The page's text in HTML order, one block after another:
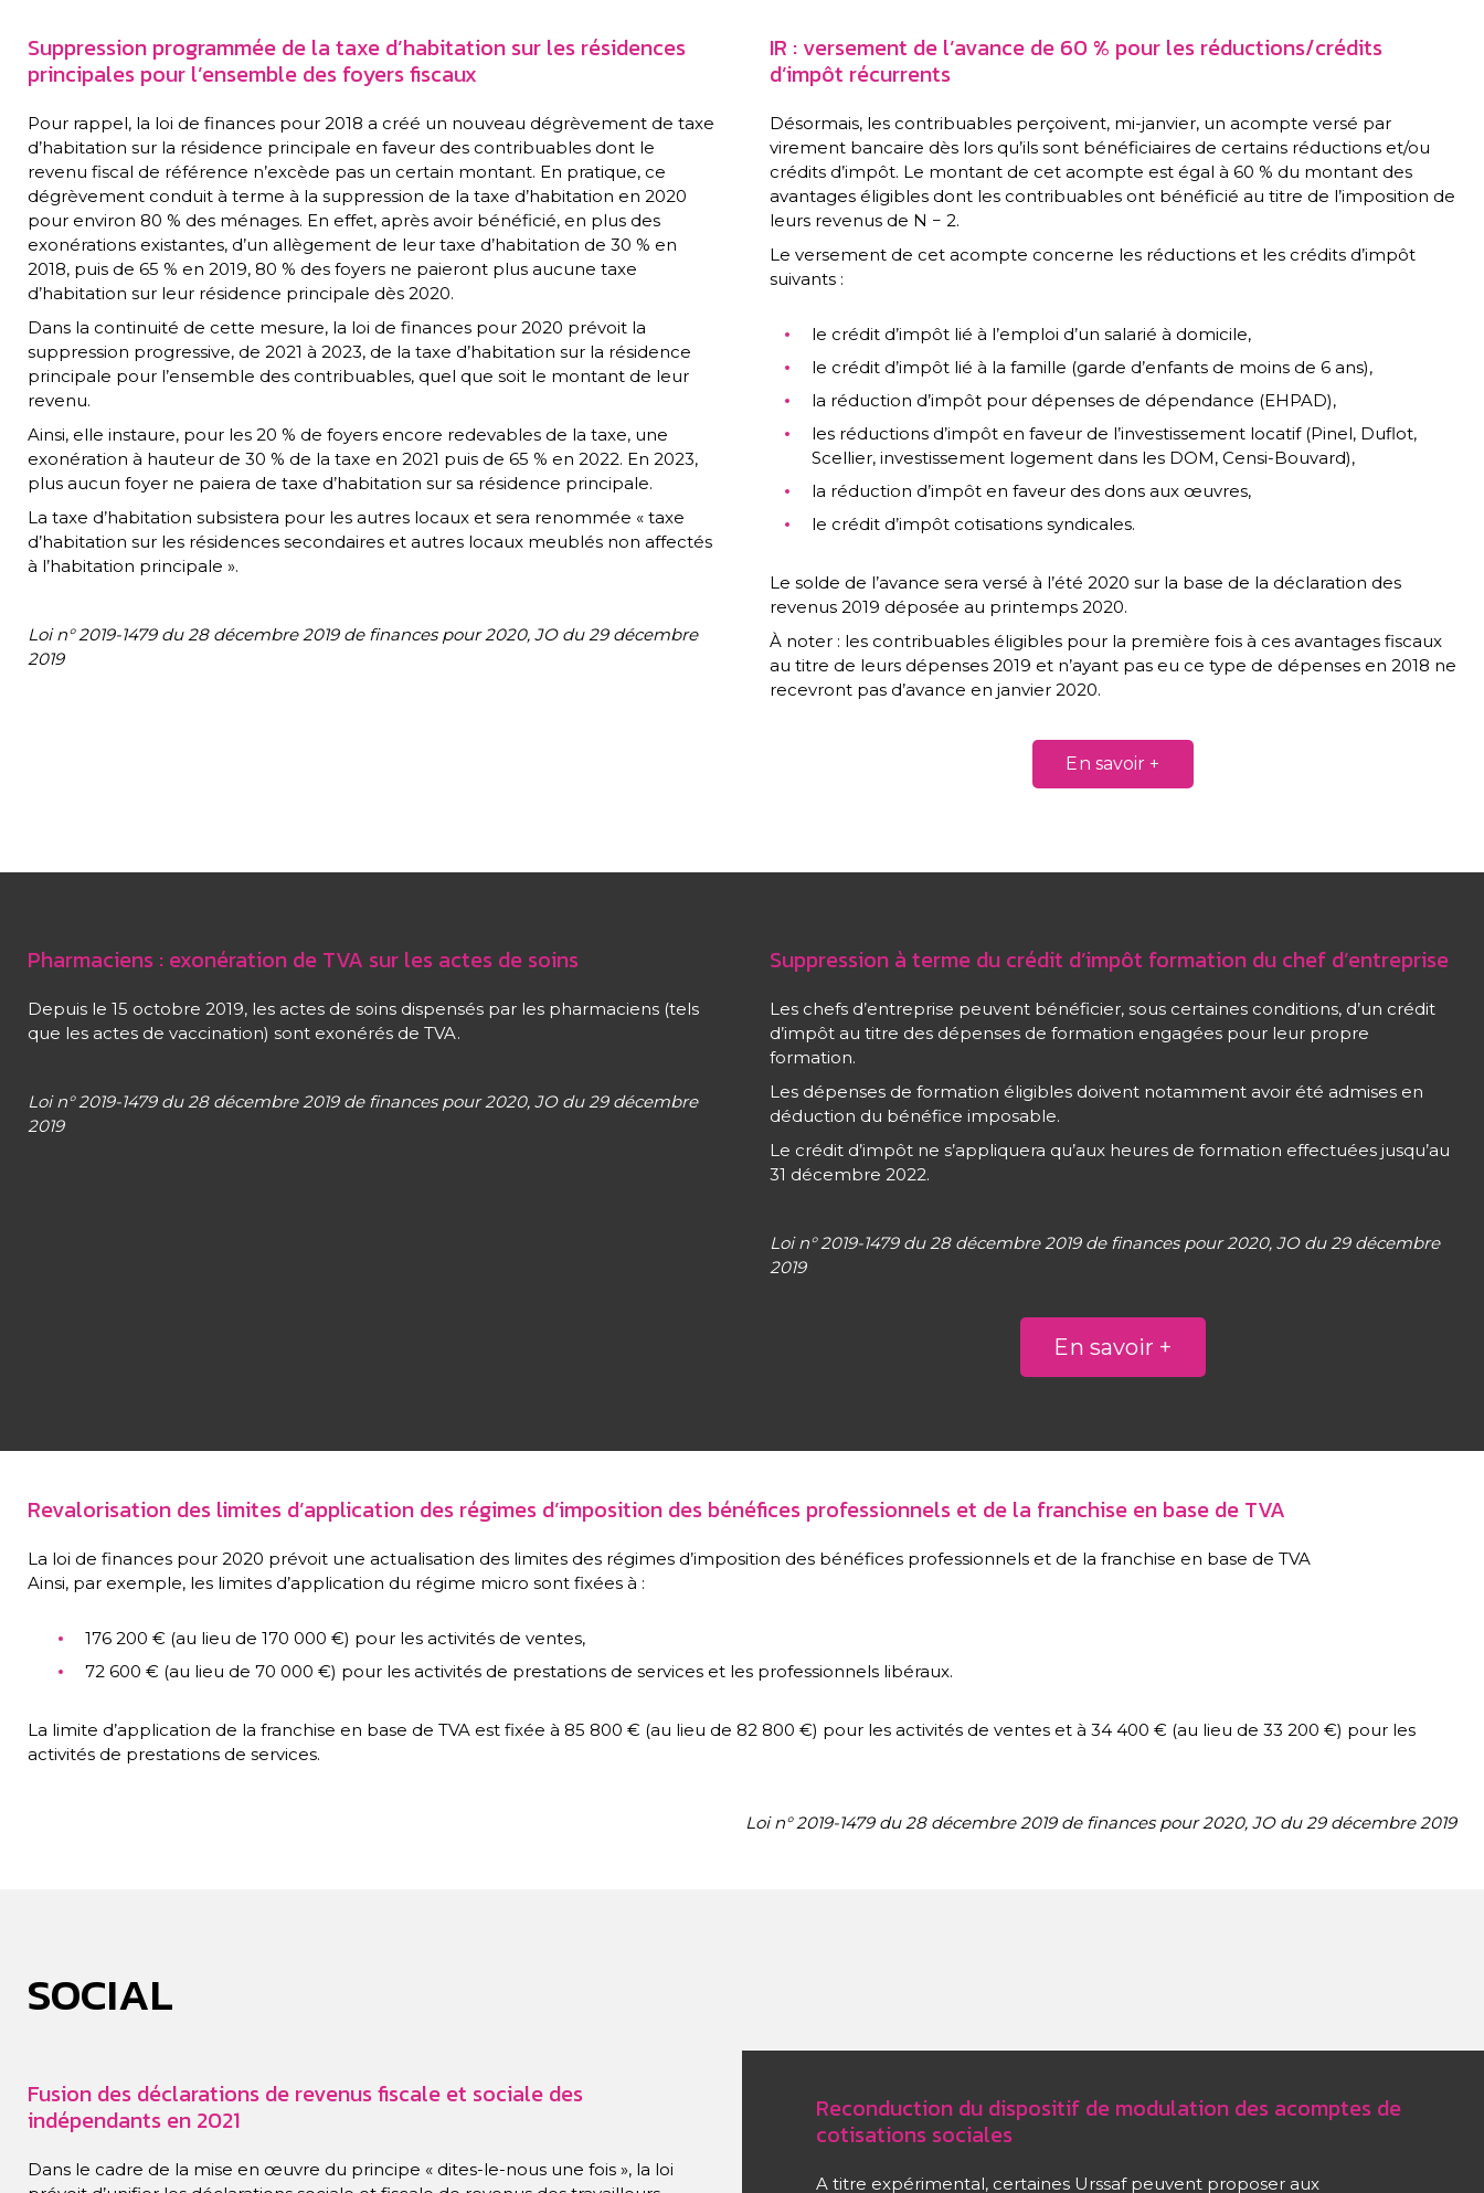
Suppression programmée de la taxe d’habitation sur les résidences
principales pour l’ensemble des foyers fiscaux
Pour rappel, la loi de finances pour 2018 a créé un nouveau dégrèvement de taxe
d’habitation sur la résidence principale en faveur des contribuables dont le
revenu fiscal de référence n’excède pas un certain montant. En pratique, ce
dégrèvement conduit à terme à la suppression de la taxe d’habitation en 2020
pour environ 80 % des ménages. En effet, après avoir bénéficié, en plus des
exonérations existantes, d’un allègement de leur taxe d’habitation de 30 % en
2018, puis de 65 % en 2019, 80 % des foyers ne paieront plus aucune taxe
d’habitation sur leur résidence principale dès 2020.
Dans la continuité de cette mesure, la loi de finances pour 2020 prévoit la
suppression progressive, de 2021 à 2023, de la taxe d’habitation sur la résidence
principale pour l’ensemble des contribuables, quel que soit le montant de leur
revenu.
Ainsi, elle instaure, pour les 20 % de foyers encore redevables de la taxe, une
exonération à hauteur de 30 % de la taxe en 2021 puis de 65 % en 2022. En 2023,
plus aucun foyer ne paiera de taxe d’habitation sur sa résidence principale.
La taxe d’habitation subsistera pour les autres locaux et sera renommée « taxe
d’habitation sur les résidences secondaires et autres locaux meublés non affectés
à l’habitation principale ».
Loi n° 2019-1479 du 28 décembre 2019 de finances pour 2020, JO du 29 décembre
2019
IR : versement de l’avance de 60 % pour les réductions/crédits
d’impôt récurrents
Désormais, les contribuables perçoivent, mi-janvier, un acompte versé par
virement bancaire dès lors qu’ils sont bénéficiaires de certains réductions et/ou
crédits d’impôt. Le montant de cet acompte est égal à 60 % du montant des
avantages éligibles dont les contribuables ont bénéficié au titre de l’imposition de
leurs revenus de N − 2.
Le versement de cet acompte concerne les réductions et les crédits d’impôt
suivants :
le crédit d’impôt lié à l’emploi d’un salarié à domicile,
le crédit d’impôt lié à la famille (garde d’enfants de moins de 6 ans),
la réduction d’impôt pour dépenses de dépendance (EHPAD),
les réductions d’impôt en faveur de l’investissement locatif (Pinel, Duflot,
Scellier, investissement logement dans les DOM, Censi-Bouvard),
la réduction d’impôt en faveur des dons aux œuvres,
le crédit d’impôt cotisations syndicales.
Le solde de l’avance sera versé à l’été 2020 sur la base de la déclaration des
revenus 2019 déposée au printemps 2020.
À noter : les contribuables éligibles pour la première fois à ces avantages fiscaux
au titre de leurs dépenses 2019 et n’ayant pas eu ce type de dépenses en 2018 ne
recevront pas d’avance en janvier 2020.
En savoir +
Pharmaciens : exonération de TVA sur les actes de soins
Depuis le 15 octobre 2019, les actes de soins dispensés par les pharmaciens (tels
que les actes de vaccination) sont exonérés de TVA.
Loi n° 2019-1479 du 28 décembre 2019 de finances pour 2020, JO du 29 décembre
2019
Suppression à terme du crédit d’impôt formation du chef d’entreprise
Les chefs d’entreprise peuvent bénéficier, sous certaines conditions, d’un crédit
d’impôt au titre des dépenses de formation engagées pour leur propre
formation.
Les dépenses de formation éligibles doivent notamment avoir été admises en
déduction du bénéfice imposable.
Le crédit d’impôt ne s’appliquera qu’aux heures de formation effectuées jusqu’au
31 décembre 2022.
Loi n° 2019-1479 du 28 décembre 2019 de finances pour 2020, JO du 29 décembre
2019
En savoir +
Revalorisation des limites d’application des régimes d’imposition des bénéfices professionnels et de la franchise en base de TVA
La loi de finances pour 2020 prévoit une actualisation des limites des régimes d’imposition des bénéfices professionnels et de la franchise en base de TVA
Ainsi, par exemple, les limites d’application du régime micro sont fixées à :
176 200 € (au lieu de 170 000 €) pour les activités de ventes,
72 600 € (au lieu de 70 000 €) pour les activités de prestations de services et les professionnels libéraux.
La limite d’application de la franchise en base de TVA est fixée à 85 800 € (au lieu de 82 800 €) pour les activités de ventes et à 34 400 € (au lieu de 33 200 €) pour les
activités de prestations de services.
Loi n° 2019-1479 du 28 décembre 2019 de finances pour 2020, JO du 29 décembre 2019
SOCIAL
Fusion des déclarations de revenus fiscale et sociale des
indépendants en 2021
Dans le cadre de la mise en œuvre du principe « dites-le-nous une fois », la loi
Reconduction du dispositif de modulation des acomptes de
cotisations sociales
A titre expérimental, certaines Urssaf peuvent proposer aux